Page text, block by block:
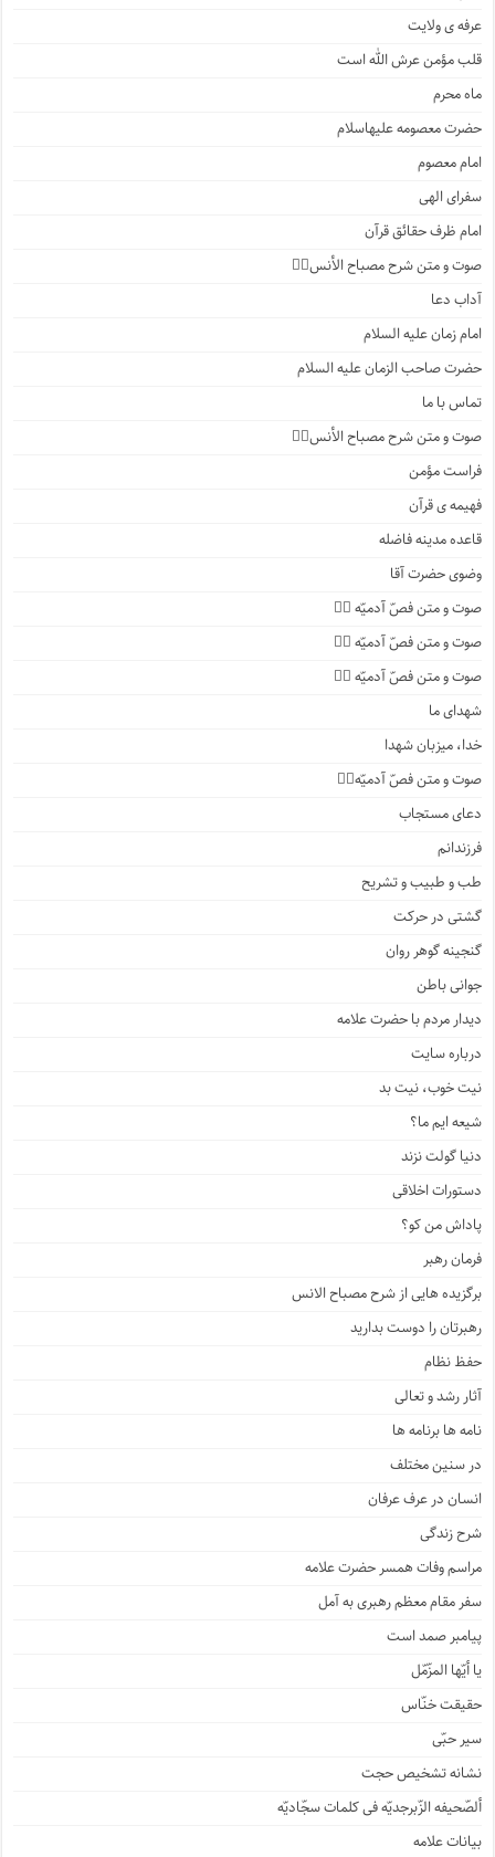
عرفه ی ولایت
قلب مؤمن عرش الله است
ماه محرم
حضرت معصومه علیهاسلام
امام معصوم
سفرای الهی
امام ظرف حقائق قرآن
صوت و متن شرح مصباح الأنس۲️⃣
آداب دعا
امام زمان علیه السلام
حضرت صاحب الزمان علیه السلام
تماس با ما
صوت و متن شرح مصباح الأنس۱️⃣
فراست مؤمن
فهیمه ی قرآن
قاعده مدینه فاضله
وضوی حضرت آقا
صوت و متن فصّ آدمیّه ۴️⃣
صوت و متن فصّ آدمیّه ۳️⃣
صوت و متن فصّ آدمیّه ۲️⃣
شهدای ما
خدا، میزبان شهدا
صوت و متن فصّ آدمیّه۱️⃣
دعای مستجاب
فرزندانم
طب و طبیب و تشریح
گشتی در حرکت
گنجینه گوهر روان
جوانی باطن
دیدار مردم با حضرت علامه
درباره سایت
نیت خوب، نیت بد
شیعه ایم ما؟
دنیا گولت نزند
دستورات اخلاقی
پاداش من کو؟
فرمان رهبر
برگزیده هایی از شرح مصباح الانس
رهبرتان را دوست بدارید
حفظ نظام
آثار رشد و تعالی
نامه ها برنامه ها
در سنین مختلف
انسان در عرف عرفان
شرح زندگی
مراسم وفات همسر حضرت علامه
سفر مقام معظم رهبری به آمل
پیامبر صمد است
یا أیّها المزّمّل
حقیقت خنّاس
سیر حبّی
نشانه تشخیص حجت
ألصّحیفه الزّبرجدیّه فی کلمات سجّادیّه
بیانات علامه